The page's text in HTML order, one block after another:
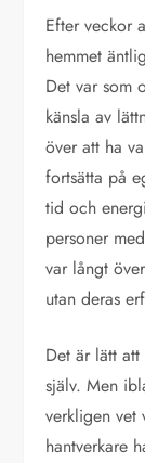
Efter veckor
hemmet
Det var som
känsla av
över att ha
fortsätta på
tid och
personer
var långt
utan deras
Det är lätt
själv. Men
verkligen vet
hantverkare